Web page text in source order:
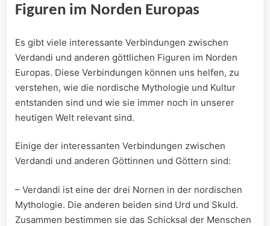
Figuren im Norden Europas
Es gibt viele interessante Verbindungen zwischen
Verdandi und anderen göttlichen Figuren im Norden
Europas. Diese Verbindungen können uns helfen, zu
verstehen, wie die nordische Mythologie und Kultur
entstanden sind und wie sie immer noch in unserer
heutigen Welt relevant sind.
Einige der interessanten Verbindungen zwischen
Verdandi und anderen Göttinnen und Göttern sind:
– Verdandi ist eine der drei Nornen in der nordischen
Mythologie. Die anderen beiden sind Urd und Skuld.
Zusammen bestimmen sie das Schicksal der Menschen